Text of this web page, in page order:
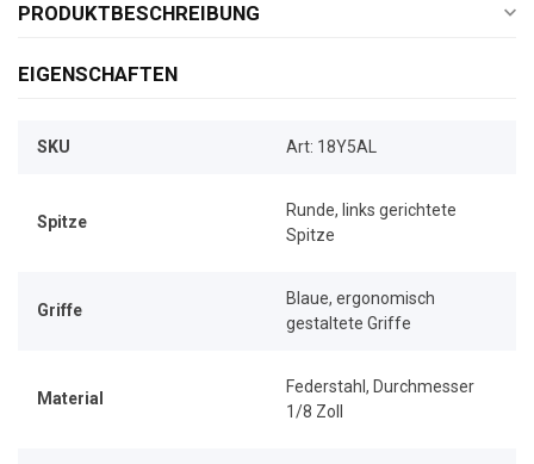
PRODUKTBESCHREIBUNG
EIGENSCHAFTEN
SKU Art: 18Y5AL
Spitze
Runde, links gerichtete
Spitze
Griffe
Blaue, ergonomisch
gestaltete Griffe
Material
Federstahl, Durchmesser
1/8 Zoll